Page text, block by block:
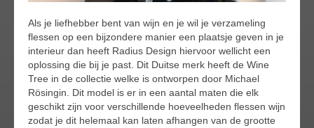
Als je liefhebber bent van wijn en je wil je verzameling
flessen op een bijzondere manier een plaatsje geven in je
interieur dan heeft Radius Design hiervoor wellicht een
oplossing die bij je past. Dit Duitse merk heeft de Wine
Tree in de collectie welke is ontworpen door Michael
Rösingin. Dit model is er in een aantal maten die elk
geschikt zijn voor verschillende hoeveelheden flessen wijn
zodat je dit helemaal kan laten afhangen van de grootte